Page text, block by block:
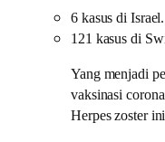
6 kasus di
121 kasus di
Yang menjadi
vaksinasi
Herpes zoster